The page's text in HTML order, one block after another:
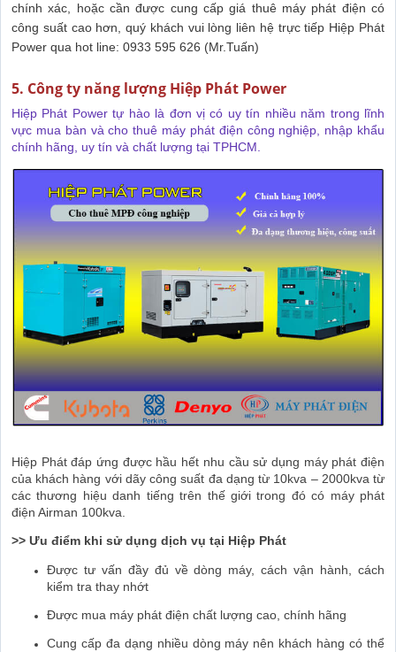
chính xác, hoặc cần được cung cấp giá thuê máy phát điện có
công suất cao hơn, quý khách vui lòng liên hệ trực tiếp Hiệp Phát
Power qua hot line: 0933 595 626 (Mr.Tuấn)
5. Công ty năng lượng Hiệp Phát Power
Hiệp Phát Power tự hào là đơn vị có uy tín nhiều năm trong lĩnh
vực mua bàn và cho thuê máy phát điện công nghiệp, nhập khẩu
chính hãng, uy tín và chất lượng tại TPHCM.
Hiệp Phát đáp ứng được hầu hết nhu cầu sử dụng máy phát điện
của khách hàng với dãy công suất đa dạng từ 10kva – 2000kva từ
các thương hiệu danh tiếng trên thế giới trong đó có máy phát
điện Airman 100kva.
>> Ưu điểm khi sử dụng dịch vụ tại Hiệp Phát
Được tư vấn đầy đủ về dòng máy, cách vận hành, cách
kiểm tra thay nhớt
Được mua máy phát điện chất lượng cao, chính hãng
Cung cấp đa dạng nhiều dòng máy nên khách hàng có thể